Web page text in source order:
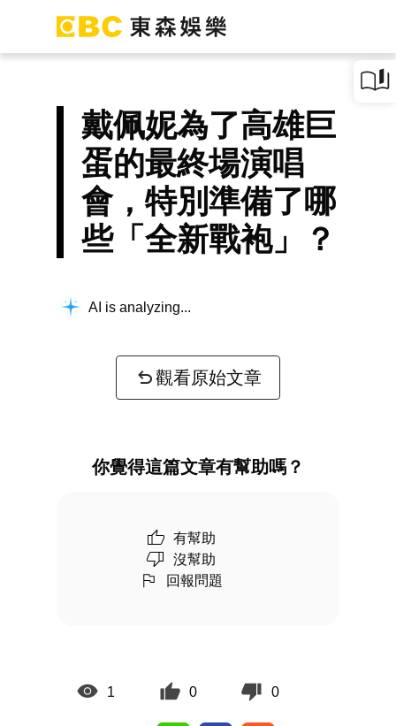
戴佩妮為了高雄巨
蛋的最終場演唱
會，特別準備了哪
些「全新戰袍」？
AI is analyzing...
觀看原始文章
你覺得這篇文章有幫助嗎？
有幫助
沒幫助
回報問題
1 0 0